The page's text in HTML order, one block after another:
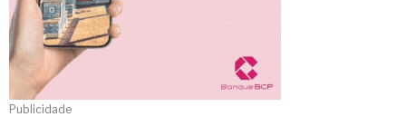
Publicidade